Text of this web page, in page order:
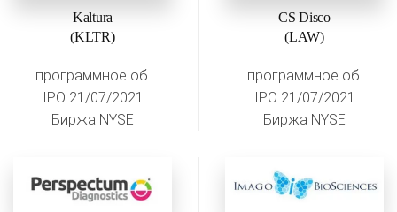
Kaltura
(KLTR)
программное об.
IPO 21/07/2021
Биржа NYSE
CS Disco
(LAW)
программное об.
IPO 21/07/2021
Биржа NYSE